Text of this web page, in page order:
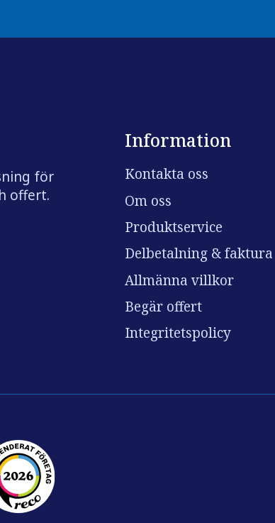
för
offert.
Information
Kontakta oss
Om oss
Produktservice
Delbetalning & faktura
Allmänna villkor
Begär offert
Integritetspolicy